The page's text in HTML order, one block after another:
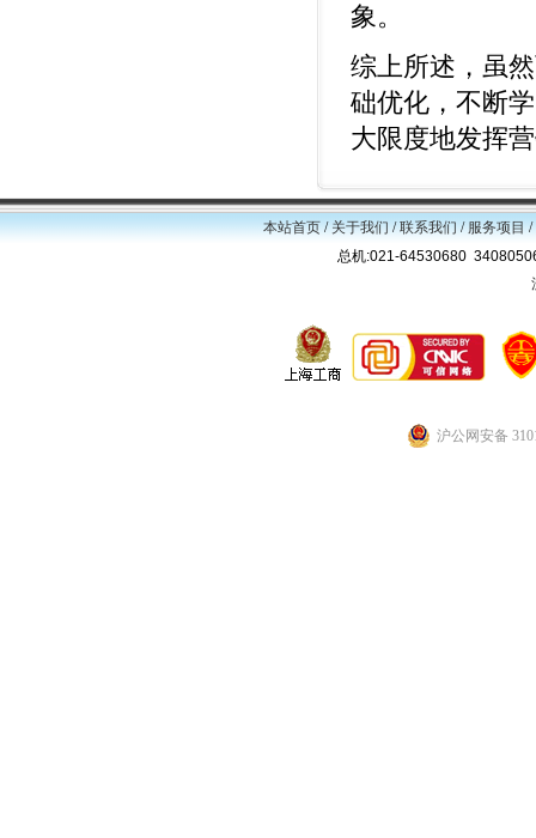
象。
综上所述，虽
础优化，不断
大限度地发挥
本站首页/关于我们/联系我们/服务项目/
总机:021-64530680
沪公网安备